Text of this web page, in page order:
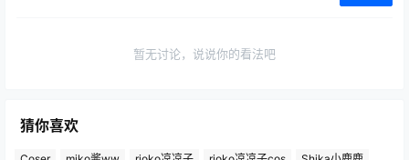
暂无讨论，说说你的看法吧
猜你喜欢